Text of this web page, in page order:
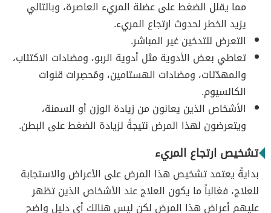
مما يقلل الضغط على عضلة المريء العاصرة، وبالتالي
يزيد الخطر لحدوث ارتجاع المريء.
التعرض للتدخين غير المباشر.
تعاطي بعض الأدوية مثل أدوية الربو، ومضادات الاكتئاب،
والمهدّئات، ومضادات الهستامين، ومُحصِرات قنوات
الكالسيوم.
الأشخاص الذين يعانون من زيادة الوزن أو السمنة،
ويتعرضون لهذا المرض نتيجةً لزيادة الضغط على البطن.
تشخيص ارتجاع المريء
بدايةً يعتمد تشخيص هذا المرض على الأعراض والاستجابة
للعلاج، فغالباً ما يكون العلاج عند الأشخاص الذين تظهر
عليهم أعراض هذا المرض لكن ليس هنالك أي دليل واضح